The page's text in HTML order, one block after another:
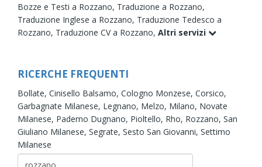
Bozze e Testi a Rozzano, Traduzione a Rozzano,
Traduzione Inglese a Rozzano, Traduzione Tedesco a
Rozzano, Traduzione CV a Rozzano, Altri servizi
RICERCHE FREQUENTI
Bollate, Cinisello Balsamo, Cologno Monzese, Corsico,
Garbagnate Milanese, Legnano, Melzo, Milano, Novate
Milanese, Paderno Dugnano, Pioltello, Rho, Rozzano, San
Giuliano Milanese, Segrate, Sesto San Giovanni, Settimo
Milanese